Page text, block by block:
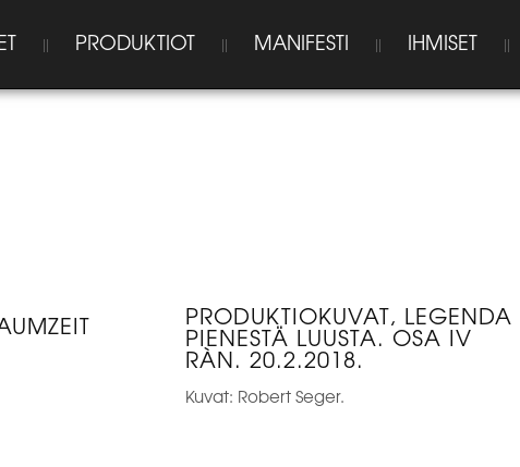
PRODUKTIOT MANIFESTI IHMISET
PRODUKTIOKUVAT, LEGENDA
PIENESTÄ LUUSTA. OSA IV
RÀN. 20.2.2018.
Kuvat: Robert Seger.